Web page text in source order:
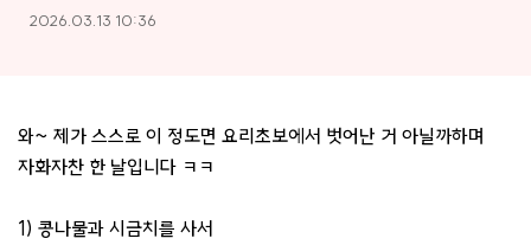
2026.03.13 10:36
와~ 제가 스스로 이 정도면 요리초보에서 벗어난 거 아닐까하며
자화자찬 한 날입니다 ㅋㅋ
1) 콩나물과 시금치를 사서